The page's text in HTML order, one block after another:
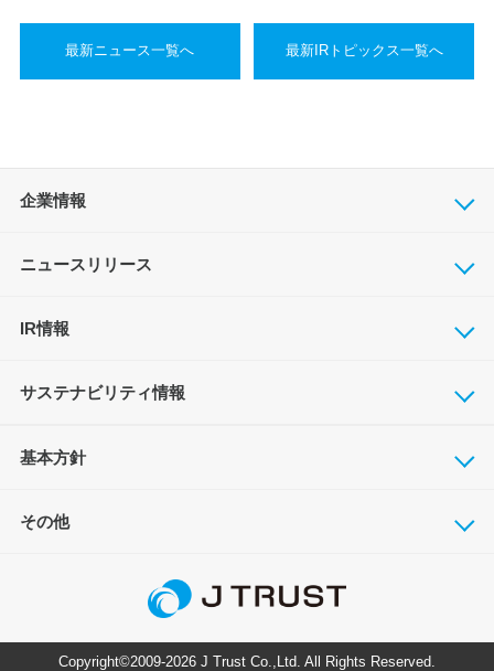
最新ニュース一覧へ 最新IRトピックス一覧へ
企業情報
ニュースリリース
IR情報
サステナビリティ情報
基本方針
その他
Copyright©2009-2026 J Trust Co.,Ltd. All Rights Reserved.